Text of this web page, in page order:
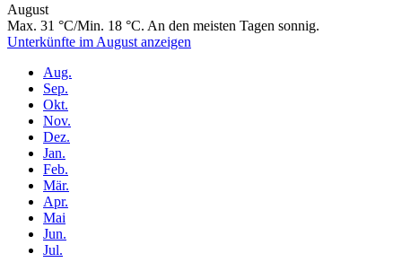
August
Max. 31 °C/Min. 18 °C. An den meisten Tagen sonnig.
Unterkünfte im August anzeigen
Aug.
Sep.
Okt.
Nov.
Dez.
Jan.
Feb.
Mär.
Apr.
Mai
Jun.
Jul.